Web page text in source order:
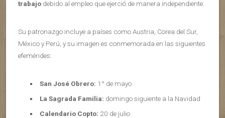
trabajo debido al empleo que ejerció de manera independiente.
Su patronazgo incluye a países como Austria, Corea del Sur,
México y Perú, y su imagen es conmemorada en las siguientes
efemérides:
San José Obrero: 1° de mayo
La Sagrada Familia: domingo siguiente a la Navidad
Calendario Copto: 20 de julio